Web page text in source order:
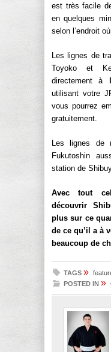
est très facile
en quelques
selon l’endroit
Les lignes de
Toyoko et
directement à
utilisant votre
vous pourrez
gratuitement.
Les lignes de
Fukutoshin
station de
Avec tout
découvrir
plus sur ce
de ce qu’il a à
beaucoup de
TAGS »
POSTED IN »